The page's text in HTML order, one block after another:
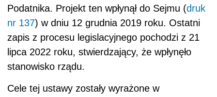
Podatnika. Projekt ten wpłynął do Sejmu (druk
nr 137) w dniu 12 grudnia 2019 roku. Ostatni
zapis z procesu legislacyjnego pochodzi z 21
lipca 2022 roku, stwierdzający, że wpłynęło
stanowisko rządu.
Cele tej ustawy zostały wyrażone w